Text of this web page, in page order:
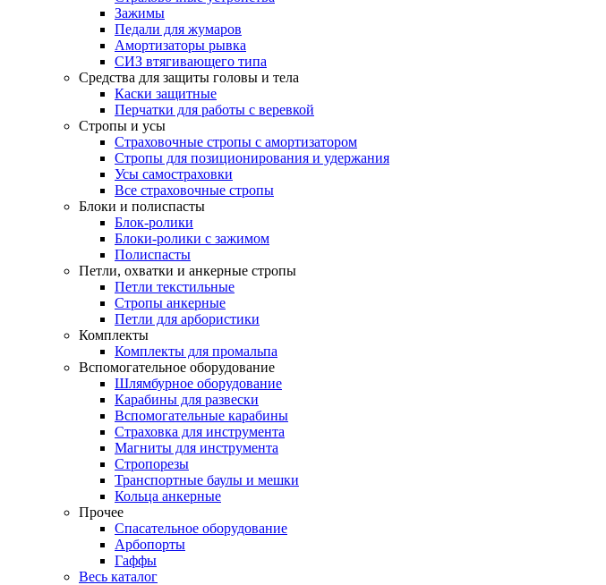
Зажимы
Педали для жумаров
Амортизаторы рывка
СИЗ втягивающего типа
Средства для защиты головы и тела
Каски защитные
Перчатки для работы с веревкой
Стропы и усы
Страховочные стропы с амортизатором
Стропы для позиционирования и удержания
Усы самостраховки
Все страховочные стропы
Блоки и полиспасты
Блок-ролики
Блоки-ролики с зажимом
Полиспасты
Петли, охватки и анкерные стропы
Петли текстильные
Стропы анкерные
Петли для арбористики
Комплекты
Комплекты для промальпа
Вспомогательное оборудование
Шлямбурное оборудование
Карабины для развески
Вспомогательные карабины
Страховка для инструмента
Магниты для инструмента
Стропорезы
Транспортные баулы и мешки
Кольца анкерные
Прочее
Спасательное оборудование
Арбопорты
Гаффы
Весь каталог